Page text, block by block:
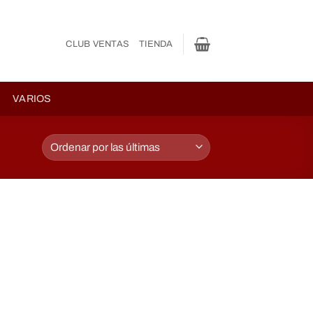
CLUB VENTAS TIENDA
VARIOS